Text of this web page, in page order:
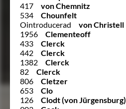
417
von Chemnitz
534
Chounfelt
Ointroducerad
von Christell
1956
Clementeoff
433
Clerck
442
Clerck
1382
Clerck
82
Clerck
806
Cletzer
653
Clo
126
Clodt (von Jürgensburg)